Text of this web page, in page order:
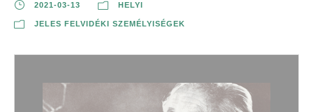
2021-03-13 HELYI
JELES FELVIDÉKI SZEMÉLYISÉGEK